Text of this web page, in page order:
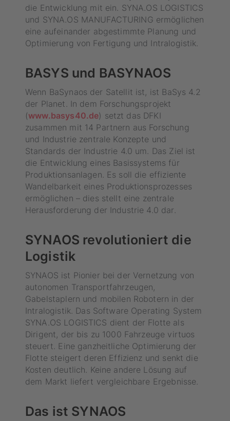
die Entwicklung mit ein. SYNA.OS LOGISTICS
und SYNA.OS MANUFACTURING ermöglichen
eine aufeinander abgestimmte Planung und
Optimierung von Fertigung und Intralogistik.
BASYS und BASYNAOS
Wenn BaSynaos der Satellit ist, ist BaSys 4.2
der Planet. In dem Forschungsprojekt
(www.basys40.de) setzt das DFKI
zusammen mit 14 Partnern aus Forschung
und Industrie zentrale Konzepte und
Standards der Industrie 4.0 um. Das Ziel ist
die Entwicklung eines Basissystems für
Produktionsanlagen. Es soll die effiziente
Wandelbarkeit eines Produktionsprozesses
ermöglichen – dies stellt eine zentrale
Herausforderung der Industrie 4.0 dar.
SYNAOS revolutioniert die
Logistik
SYNAOS ist Pionier bei der Vernetzung von
autonomen Transportfahrzeugen,
Gabelstaplern und mobilen Robotern in der
Intralogistik. Das Software Operating System
SYNA.OS LOGISTICS dient der Flotte als
Dirigent, der bis zu 1000 Fahrzeuge virtuos
steuert. Eine ganzheitliche Optimierung der
Flotte steigert deren Effizienz und senkt die
Kosten deutlich. Keine andere Lösung auf
dem Markt liefert vergleichbare Ergebnisse.
Das ist SYNAOS